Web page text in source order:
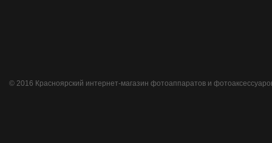
© 2016 Красноярский интернет-магазин фотоаппаратов и